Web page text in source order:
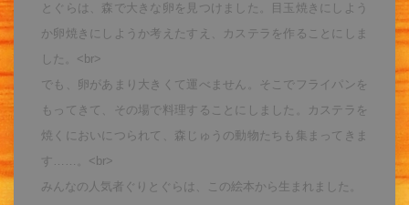
とぐらは、森で大きな卵を見つけました。目玉焼きにしよう
か卵焼きにしようか考えたすえ、カステラを作ることにしま
した。<br>
でも、卵があまり大きくて運べません。そこでフライパンを
もってきて、その場で料理することにしました。カステラを
焼くにおいにつられて、森じゅうの動物たちも集まってきま
す……。<br>
みんなの人気者ぐりとぐらは、この絵本から生まれました。